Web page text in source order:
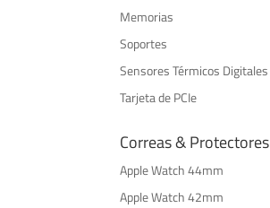
Memorias
Soportes
Sensores Térmicos Digitales
Tarjeta de PCIe
Correas & Protectores
Apple Watch 44mm
Apple Watch 42mm